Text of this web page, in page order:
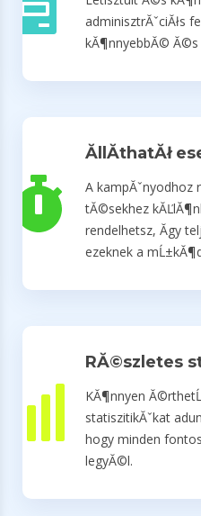
adminisztrĂˇciĂłs
kĂ¶nnyebbĂ© Ă©s
ĂllĂ­thatĂł
A
tĂ©sekhez
rendelhetsz, Ă­gy
ezeknek a
RĂ©szletes
KĂ¶nnyen
statiszitikĂˇkat
hogy minden
legyĂ©l.